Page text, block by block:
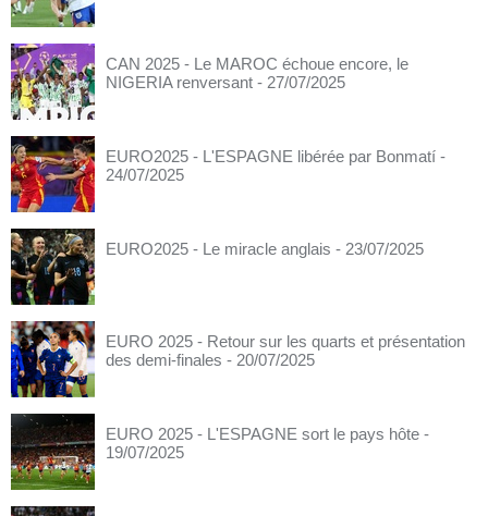
CAN 2025 - Le MAROC échoue encore, le
NIGERIA renversant - 27/07/2025
EURO2025 - L'ESPAGNE libérée par Bonmatí -
24/07/2025
EURO2025 - Le miracle anglais - 23/07/2025
EURO 2025 - Retour sur les quarts et présentation
des demi-finales - 20/07/2025
EURO 2025 - L'ESPAGNE sort le pays hôte -
19/07/2025